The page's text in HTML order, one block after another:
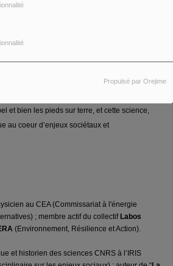
Propulsé par Orejime
en nous faisant lever les yeux vers les
de notre planète. Or, si les astronomes ont la
et bien les pieds sur terre, et cette science,
au coeur d’enjeux sociétaux et
au CEA (Commissariat à l'énergie
; membre actif du collectif Labos
(Environnement, Résilience et Action).
et historien des sciences CNRS à l’IRIS